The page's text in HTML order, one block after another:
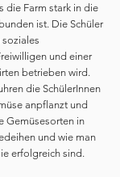
die Farm stark in die
ist. Die Schüler
und einer
betrieben wird.
die SchülerInnen
anpflanzt und
Gemüsesorten in
und wie man
erfolgreich sind.